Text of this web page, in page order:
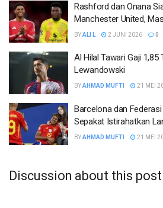
Rashford dan Onana
Manchester United,
BYALI L 2 JUNI 2026 0
Al Hilal Tawari Gaji 1,85
Lewandowski
BYAHMAD MUFTI 21 MEI
Barcelona dan
Sepakat Istirahatkan
BYAHMAD MUFTI 21 MEI
Discussion about this post